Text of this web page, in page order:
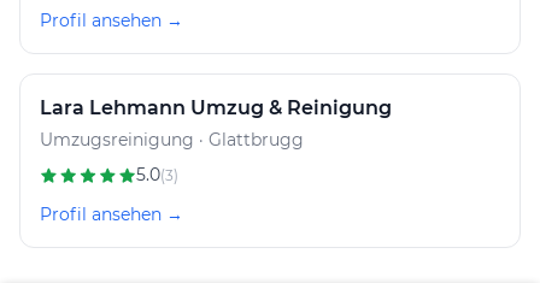
Profil ansehen →
Lara Lehmann Umzug & Reinigung
Umzugsreinigung · Glattbrugg
5.0(3)
Profil ansehen →